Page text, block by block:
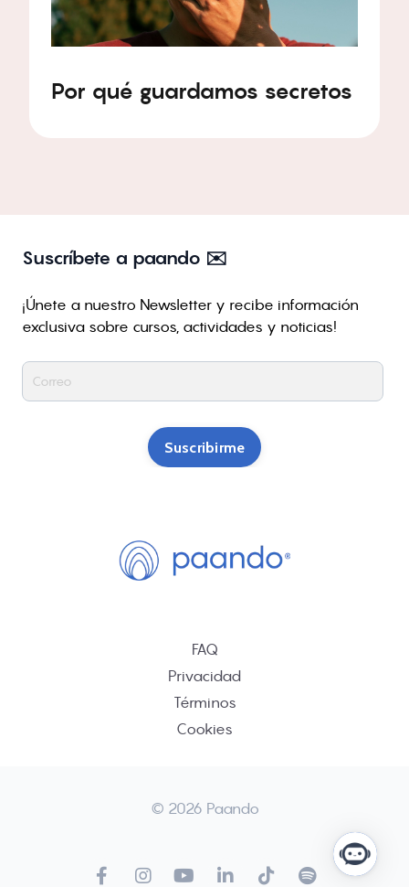
Por qué guardamos secretos
Suscríbete a paando ✉️
¡Únete a nuestro Newsletter y recibe información
exclusiva sobre cursos, actividades y noticias!
Suscribirme
FAQ
Privacidad
Términos
Cookies
© 2026 Paando